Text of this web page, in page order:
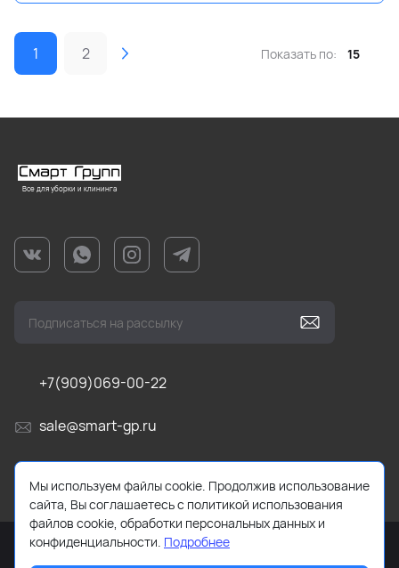
1 2 Показать по: 15
Все для уборки и клининга
+7(909)069-00-22
sale@smart-gp.ru
г. Челябинск, ул Каслинская, д. 1, оф. 201 (1 этаж)
Мы используем файлы cookie. Продолжив использование
сайта, Вы соглашаетесь с политикой использования
файлов cookie, обработки персональных данных и
конфиденциальности. Подробнее